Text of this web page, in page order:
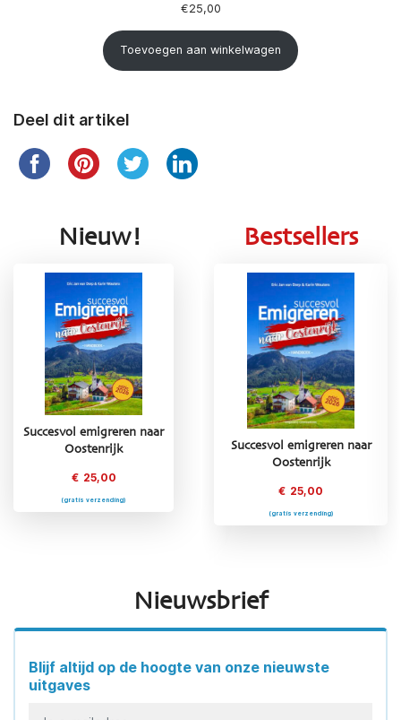
€25,00
Toevoegen aan winkelwagen
Deel dit artikel
Nieuw!
Succesvol emigreren naar
Oostenrijk
€ 25,00
(gratis verzending)
Bestsellers
Succesvol emigreren naar
(gratis verzending)
Succesvol emigreren naar
Oostenrijk
€ 25,00
(gratis verzending)
Nieuwsbrief
Blijf altijd op de hoogte van onze nieuwste
uitgaves